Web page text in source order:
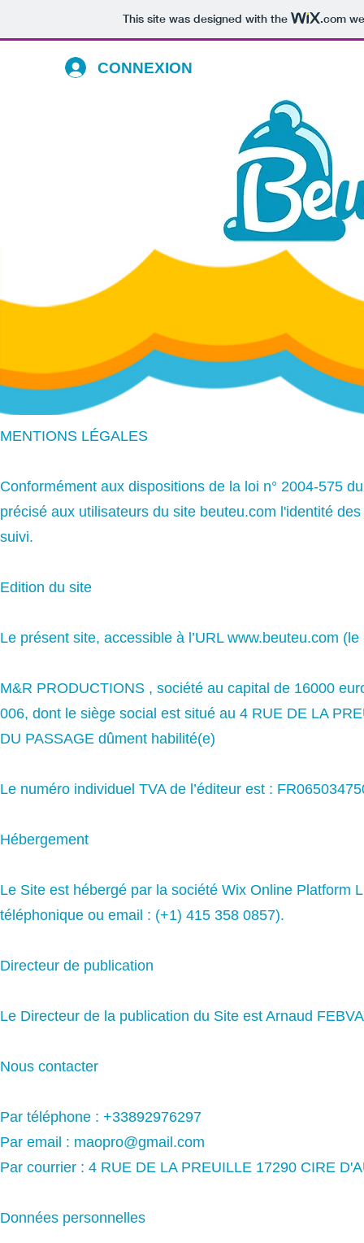
This site was designed with the .com
CONNEXION
MENTIONS LÉGALES
Conformément aux dispositions de la loi n° 2004-575
précisé aux utilisateurs du site beuteu.com l'identité
suivi.
Edition du site
Le présent site, accessible à l’URL www.beuteu.com (le
M&R PRODUCTIONS , société au capital de 16000
006, dont le siège social est situé au 4 RUE DE LA
DU PASSAGE dûment habilité(e)
Le numéro individuel TVA de l’éditeur est :
Hébergement
Le Site est hébergé par la société Wix Online Platform
téléphonique ou email : (+1) 415 358 0857).
Directeur de publication
Le Directeur de la publication du Site est Arnaud
Nous contacter
Par téléphone : +33892976297
Par email : maopro@gmail.com
Par courrier : 4 RUE DE LA PREUILLE 17290 CIRE
Données personnelles